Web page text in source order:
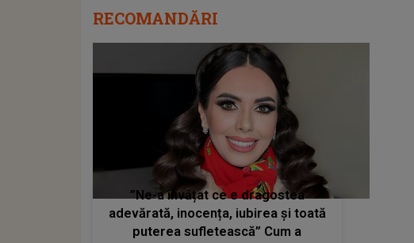
RECOMANDĂRI
”Ne-a învățat ce e dragostea
adevărată, inocența, iubirea și toată
puterea sufletească” Cum a